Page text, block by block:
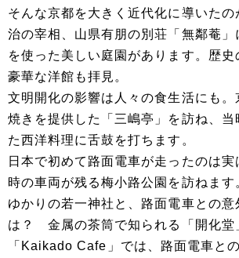
そんな京都を大きく近代化に導いたの
治の宰相、山県有朋の別荘「無鄰菴」
を使った美しい庭園があります。歴史
豪華な洋館も拝見。
文明開化の影響は人々の食生活にも。
焼きを提供した「三嶋亭」を訪ね、当
た西洋料理に舌鼓を打ちます。
日本で初めて路面電車が走ったのは実
時の車両が残る梅小路公園を訪ねます
ゆかりの若一神社と、路面電車との意
は？ 金属の茶筒で知られる「開化堂
「Kaikado Cafe」では、路面電車と